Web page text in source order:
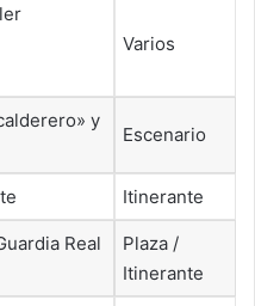
Varios
y
Escenario
Itinerante
Real
Plaza /
Itinerante